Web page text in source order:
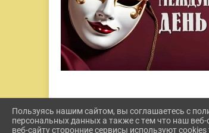
Пользуясь нашим сайтом, вы соглашаетесь с
персональных данных а также с тем что наш
веб-сайту сторонние сервисы используют